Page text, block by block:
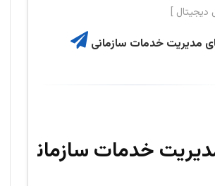
دیجیتال ]
مدیریت خدمات سازمانی
خدمات سازمان